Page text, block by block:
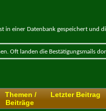
einer Datenbank gespeichert und
Oft landen die Bestätigungsmails
Themen /
Beiträge
Letzter Beitrag